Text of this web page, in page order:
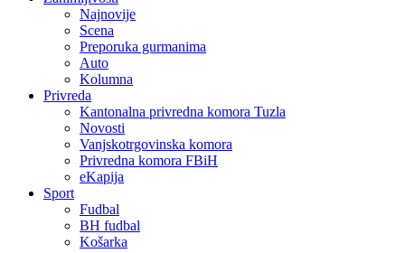
Najnovije
Scena
Preporuka gurmanima
Auto
Kolumna
Privreda
Kantonalna privredna komora Tuzla
Novosti
Vanjskotrgovinska komora
Privredna komora FBiH
eKapija
Sport
Fudbal
BH fudbal
Košarka